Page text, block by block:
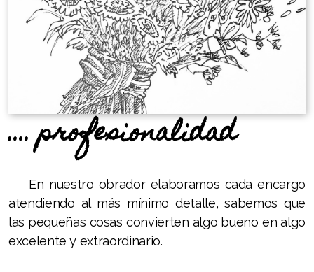
.... profesionalidad
En nuestro obrador elaboramos cada encargo
atendiendo al más mínimo detalle, sabemos que
las pequeñas cosas convierten algo bueno en algo
excelente y extraordinario.